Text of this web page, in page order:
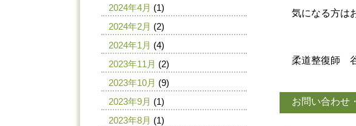
気になる方は
柔道整復師
お問い合わせ
2024年4月 (1)
2024年2月 (2)
2024年1月 (4)
2023年11月 (2)
2023年10月 (9)
2023年9月 (1)
2023年8月 (1)